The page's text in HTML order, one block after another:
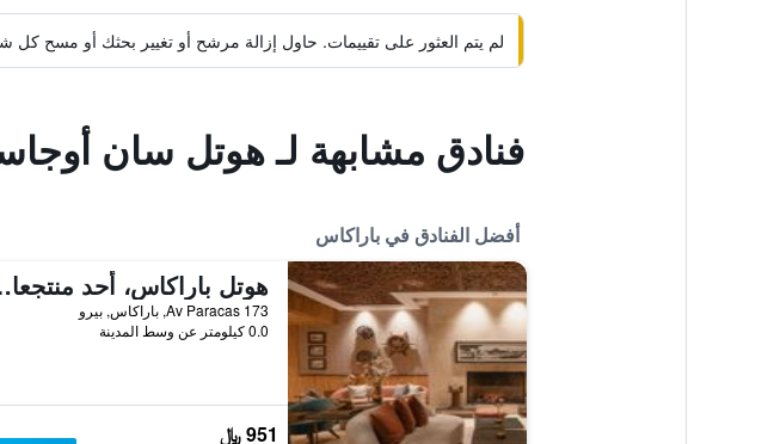
لم يتم العثور على تقييمات. حاول إزالة مرشح أو تغيير بحثك أو مسح كل
فنادق مشابهة لـ هوتل سان
أفضل الفنادق في باراكاس
هوتل باراكاس،
Av Paracas 173, باراكاس, بيرو
0.0 كيلومتر عن وسط المدينة
951 ﷼